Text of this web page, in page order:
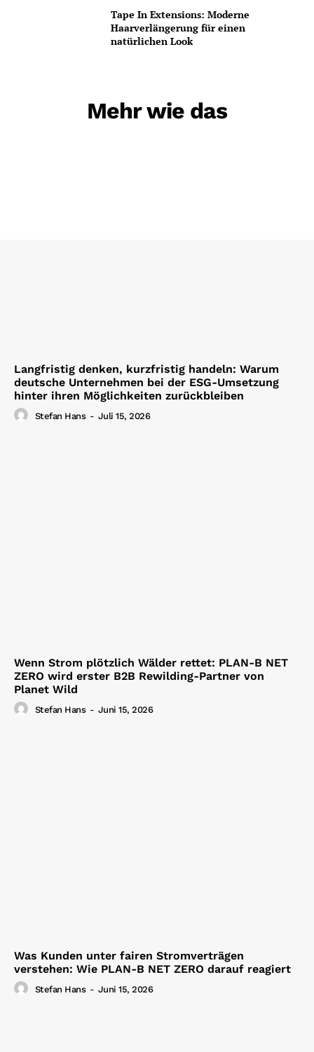
Tape In Extensions: Moderne
Haarverlängerung für einen
natürlichen Look
Mehr wie das
Langfristig denken, kurzfristig handeln: Warum
deutsche Unternehmen bei der ESG-Umsetzung
hinter ihren Möglichkeiten zurückbleiben
Stefan Hans - Juli 15, 2026
Wenn Strom plötzlich Wälder rettet: PLAN-B NET
ZERO wird erster B2B Rewilding-Partner von
Planet Wild
Stefan Hans - Juni 15, 2026
Was Kunden unter fairen Stromverträgen
verstehen: Wie PLAN-B NET ZERO darauf reagiert
Stefan Hans - Juni 15, 2026